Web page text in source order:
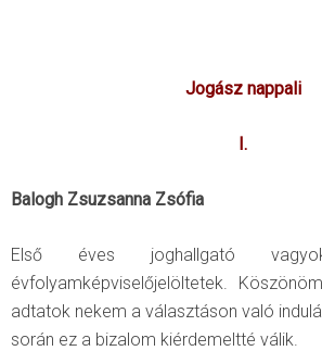
Jogász nappali
I.
Balogh Zsuzsanna Zsófia
Első éves joghallgató
évfolyamképviselőjelöltetek.
adtatok nekem a választáson való
során ez a bizalom kiérdemeltté válik.